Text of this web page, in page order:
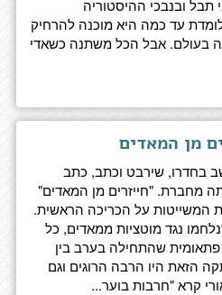
ובנבכי ההיסטוריה
עד כמה היא מוכנה להרחיק
בעולם. אבל הכל משתנה כשאדי
מן המאדים
בחדרו, שירבט וכתב, כתב
מחברת. "חייזרים מן המאדים"
המשייטות על הכריכה הראשית.
נגד מוטציות ממאדים, כל
שהתחילה בערב בין
הזאת היו הרבה הרוגים וגם
קרא "חרבות בוער...